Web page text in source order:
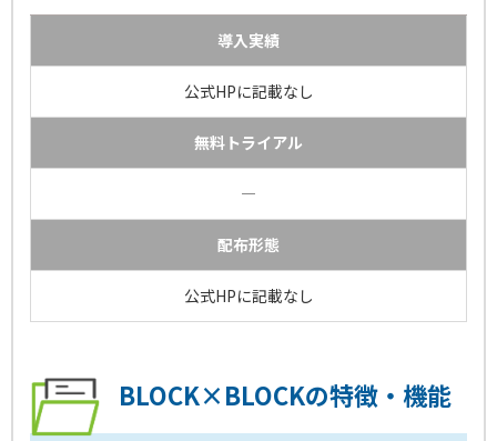
導入実績
公式HPに記載なし
無料トライアル
―
配布形態
公式HPに記載なし
BLOCK×BLOCKの特徴・機能